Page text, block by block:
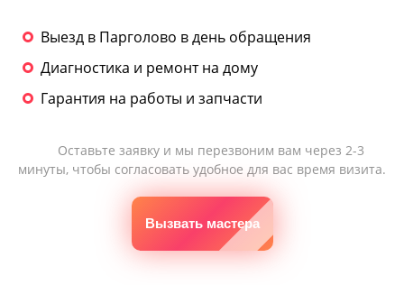
Выезд в Парголово в день обращения
Диагностика и ремонт на дому
Гарантия на работы и запчасти
Оставьте заявку и мы перезвоним вам через 2-3
минуты, чтобы согласовать удобное для вас время визита.
Вызвать мастера